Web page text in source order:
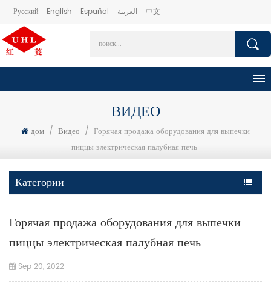
Русский English Español العربية 中文
ВИДЕО
дом / Видео / Горячая продажа оборудования для выпечки
пиццы электрическая палубная печь
Категории
Горячая продажа оборудования для выпечки
пиццы электрическая палубная печь
Sep 20, 2022